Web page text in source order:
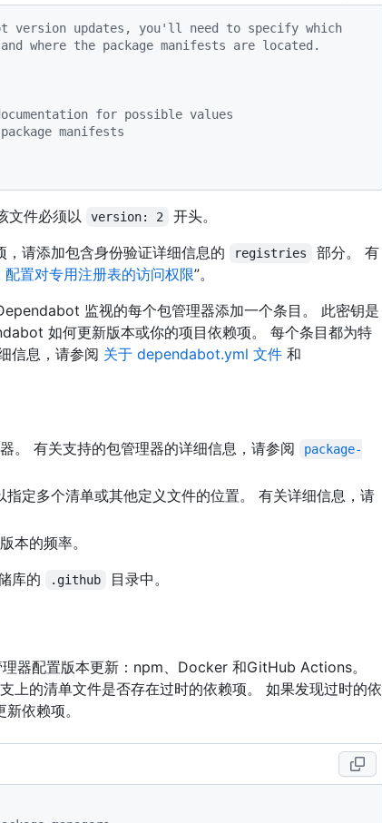
version updates, you'll need to specify which
where the package manifests are located.
for possible values
manifests
文件必须以 version: 2
开头。
，请添加包含身份验证详细信息的
registries
部分。 有
置对专用注册表的访问权限”。
监视的每个包管理器添加一个条目。 此密钥是
如何更新版本或你的项目依赖项。 每个条目都为特
信息，请参阅 关于 dependabot.yml 文件 和
。 有关支持的包管理器的详细信息，请参阅
package-
指定多个清单或其他定义文件的位置。 有关详细信息，请
本的频率。
库的
.github 目录中。
器配置版本更新：npm、Docker 和GitHub Actions。
上的清单文件是否存在过时的依赖项。 如果发现过时的依
依赖项。